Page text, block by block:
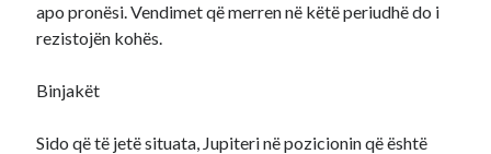
apo pronësi. Vendimet që merren në këtë periudhë do i
rezistojën kohës.
Binjakët
Sido që të jetë situata, Jupiteri në pozicionin që është